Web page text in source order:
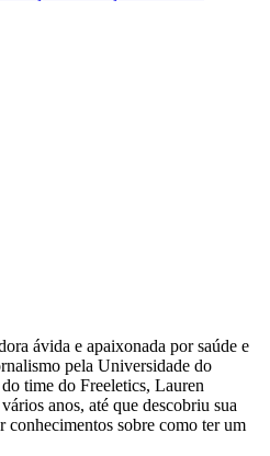
ávida e apaixonada por saúde e
pela Universidade do
time do Freeletics, Lauren
anos, até que descobriu sua
conhecimentos sobre como ter um